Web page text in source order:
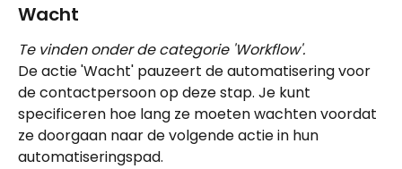
Wacht
Te vinden onder de categorie 'Workflow'.
De actie 'Wacht' pauzeert de automatisering voor
de contactpersoon op deze stap. Je kunt
specificeren hoe lang ze moeten wachten voordat
ze doorgaan naar de volgende actie in hun
automatiseringspad.